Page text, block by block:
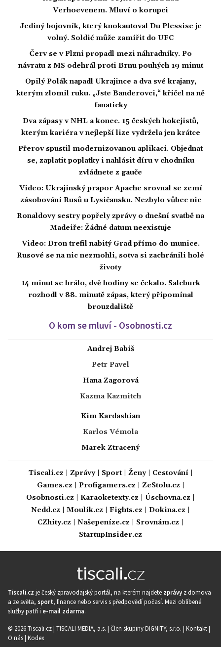
Verhoevenem. Mluví o korupci
Jediný bojovník, který knokautoval Du Plessise je
volný. Soldić může zamířit do UFC
Červ se v Plzni propadl mezi náhradníky. Po
návratu z MS odehrál proti Brnu pouhých 19 minut
Opilý Polák napadl Ukrajince a dva své krajany,
kterým zlomil ruku. „Jste Banderovci,“ křičel na ně
fanaticky
Dva zápasy v NHL a konec. 15 českých hokejistů,
kterým kariéra v nejlepší lize vydržela jen krátce
Přerov spustil modernizovanou aplikaci. Objednat
se, zaplatit poplatky i nahlásit díru v chodníku
zvládnete z gauče
Video: Ukrajinský prapor Apache srovnal se zemí
zásobování Rusů u Lysičansku. Nezbylo vůbec nic
Ronaldovy sestry popřely zprávy o dnešní svatbě na
Madeiře: Žádné datum neexistuje
Video: Dron trefil nabitý Grad přímo do munice.
Rusové se na nic nezmohli, sotva si zachránili holé
životy
14 minut se hrálo, dvě hodiny se čekalo. Salcburk
rozhodl v 88. minutě zápas, který připomínal
brouzdaliště
O kom se mluví - Osobnosti.cz
Andrej Babiš
Petr Pavel
Hana Zagorová
Kazma Kazmitch
Kim Kardashian
Karlos Vémola
Marek Ztracený
Tiscali.cz Zprávy| Sport| Ženy| Cestování|
Games.cz
Profigamers.cz ZeStolu.cz
Osobnosti.cz
Karaoketexty.cz Úschovna.cz
Nedd.cz
Moulík.cz Fights.cz Dokina.cz
CZhity.cz
Našepeníze.cz Srovnám.cz
StartupInsider.cz
Tiscali.cz je český zpravodajský portál, na kterém najdete zprávy z domova
a ze světa, sport, finance nebo servis s předpovědí počasí. Mezi oblíbené
služby patří i e-mail zdarma.
© 2026 Tiscali.cz | TISCALI MEDIA, a.s. | Člen skupiny DIGNITY, s.r.o. | Kontakt|
O nás| Kodex